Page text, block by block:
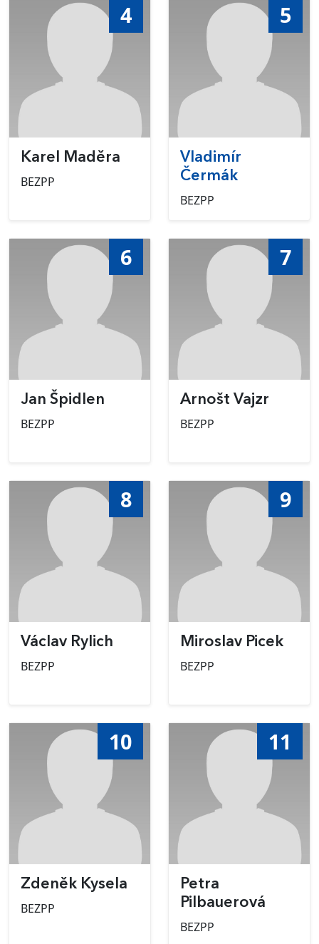
4
Karel Maděra
BEZPP
5
Vladimír
Čermák
BEZPP
6
Jan Špidlen
BEZPP
7
Arnošt Vajzr
BEZPP
8
Václav Rylich
BEZPP
9
Miroslav Picek
BEZPP
10
Zdeněk Kysela
BEZPP
11
Petra
Pilbauerová
BEZPP